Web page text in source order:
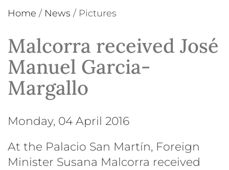
Home / News / Pictures
Malcorra received José
Manuel Garcia-
Margallo
Monday, 04 April 2016
At the Palacio San Martín, Foreign
Minister Susana Malcorra received